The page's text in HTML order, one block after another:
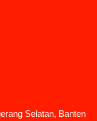
Selatan, Banten